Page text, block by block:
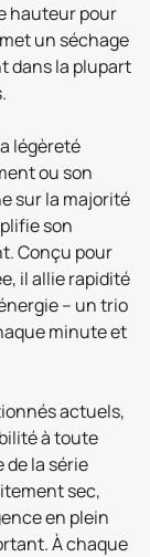
hauteur pour
un séchage
dans la plupart
légèreté
ou son
sur la majorité
son
Conçu pour
il allie rapidité
– un trio
minute et
actuels,
à toute
de la série
sec,
en plein
À chaque